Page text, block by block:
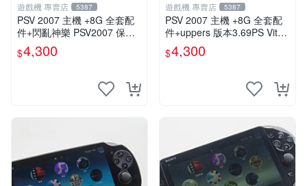
遊戲機 專賣店 5387
PSV 2007 主機 +8G 全套配
件+閃亂神樂 PSV2007 保修
一年 品質有保障
$4,300
遊戲機 專賣店 5387
PSV 2007 主機 +8G 全套配
件+uppers 版本3.69PS Vita2
$4,300